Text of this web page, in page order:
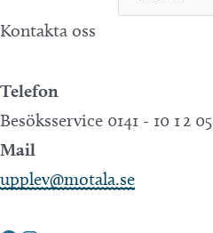
Kontakta oss
Telefon
Besöksservice 0141 - 10 1 2 05
Mail
upplev@motala.se